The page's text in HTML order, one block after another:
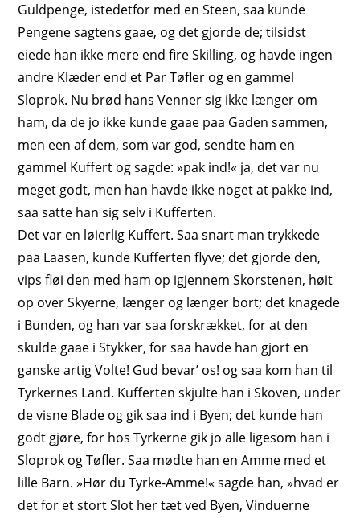
Guldpenge, istedetfor med en Steen, saa kunde
Pengene sagtens gaae, og det gjorde de; tilsidst
eiede han ikke mere end fire Skilling, og havde ingen
andre Klæder end et Par Tøfler og en gammel
Sloprok. Nu brød hans Venner sig ikke længer om
ham, da de jo ikke kunde gaae paa Gaden sammen,
men een af dem, som var god, sendte ham en
gammel Kuffert og sagde: »pak ind!« ja, det var nu
meget godt, men han havde ikke noget at pakke ind,
saa satte han sig selv i Kufferten.
Det var en løierlig Kuffert. Saa snart man trykkede
paa Laasen, kunde Kufferten flyve; det gjorde den,
vips fløi den med ham op igjennem Skorstenen, høit
op over Skyerne, længer og længer bort; det knagede
i Bunden, og han var saa forskrækket, for at den
skulde gaae i Stykker, for saa havde han gjort en
ganskeartig Volte! Gud bevar’ os! og saa kom han til
Tyrkernes Land. Kufferten skjulte han i Skoven, under
de visne Blade og gik saa ind i Byen; det kunde han
godt gjøre, for hos Tyrkerne gik jo alle ligesom han i
Sloprok og Tøfler. Saa mødte han en Amme med et
lille Barn. »Hør du Tyrke-Amme!« sagde han, »hvad er
det for et stort Slot her tæt ved Byen, Vinduerne